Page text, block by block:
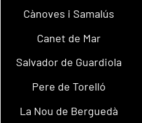
Cànoves i Samalús
Canet de Mar
Salvador de Guardiola
Pere de Torelló
La Nou de Berguedà